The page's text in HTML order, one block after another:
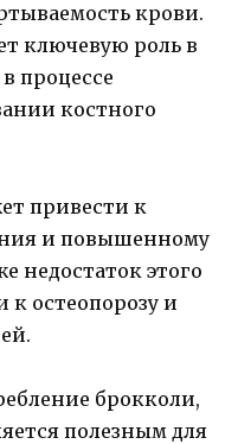
крови.
ключевую роль в
процессе
костного
привести к
и повышенному
недостаток этого
остеопорозу и
брокколи,
полезным для